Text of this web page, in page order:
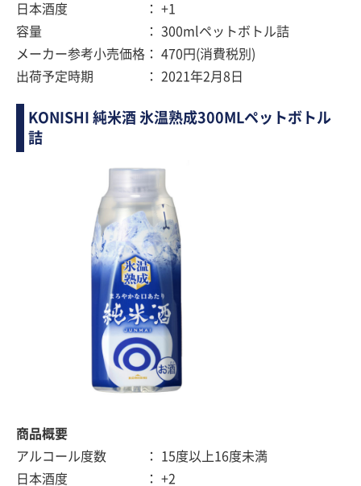
日本酒度 ： +1
容量 ： 300mlペットボトル詰
メーカー参考小売価格： 470円(消費税別)
出荷予定時期 ： 2021年2月8日
KONISHI 純米酒 氷温熟成300MLペットボトル
詰
商品概要
アルコール度数 ： 15度以上16度未満
日本酒度 ： +2